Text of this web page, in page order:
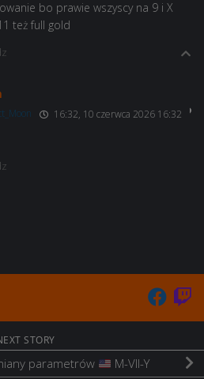
bo prawie wszyscy na 9 i X
też full gold
16:32, 10 czerwca 2026 16:32
STORY
parametrów M-VII-Y